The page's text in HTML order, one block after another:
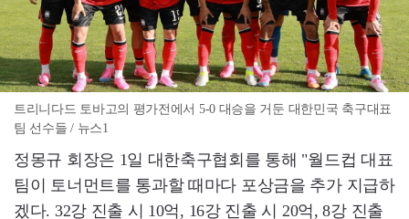
트리니다드 토바고의 평가전에서 5-0 대승을 거둔 대한민국 축구대표
팀 선수들 / 뉴스1
정몽규 회장은 1일 대한축구협회를 통해 "월드컵 대표
팀이 토너먼트를 통과할 때마다 포상금을 추가 지급하
겠다. 32강 진출 시 10억, 16강 진출 시 20억, 8강 진출